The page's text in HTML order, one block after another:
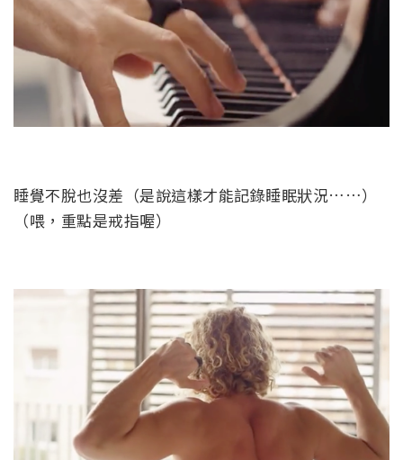
睡覺不脫也沒差（是說這樣才能記錄睡眠狀況……）
（喂，重點是戒指喔）